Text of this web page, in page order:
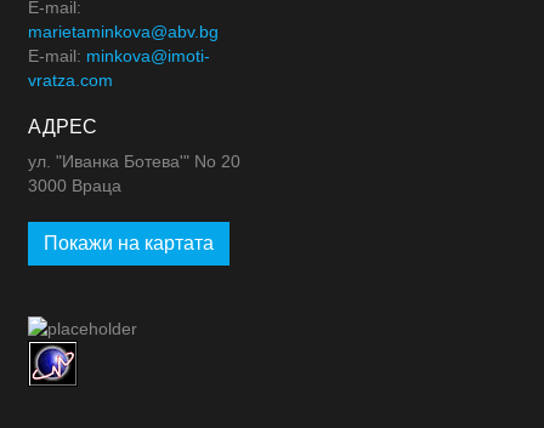
E-mail:
marietaminkova@abv.bg
E-mail: minkova@imoti-
vratza.com
АДРЕС
ул. "Иванка Ботева'" No 20
3000 Враца
Покажи на картата